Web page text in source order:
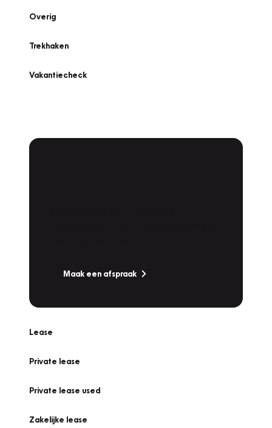
Overig
Trekhaken
Vakantiecheck
Maak een afspraak
Lease
Private lease
Private lease used
Zakelijke lease